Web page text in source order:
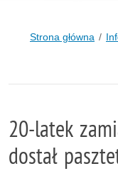
Strona główna
20-latek
dostał